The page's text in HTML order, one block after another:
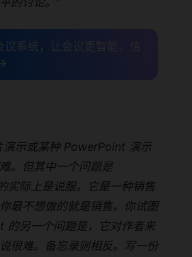
议系统，让会议更智能、信
演示或某种 PowerPoint 演示
。但其中一个问题是
实际上是说服。它是一种销售
最不想做的就是销售。你试图
的另一个问题是，它对作者来
很难。备忘录则相反。写一份